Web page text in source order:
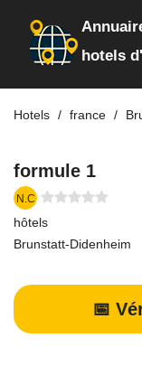
hotels
Hotels france
formule 1
N.C
hôtels
Brunstatt-Didenheim
📅